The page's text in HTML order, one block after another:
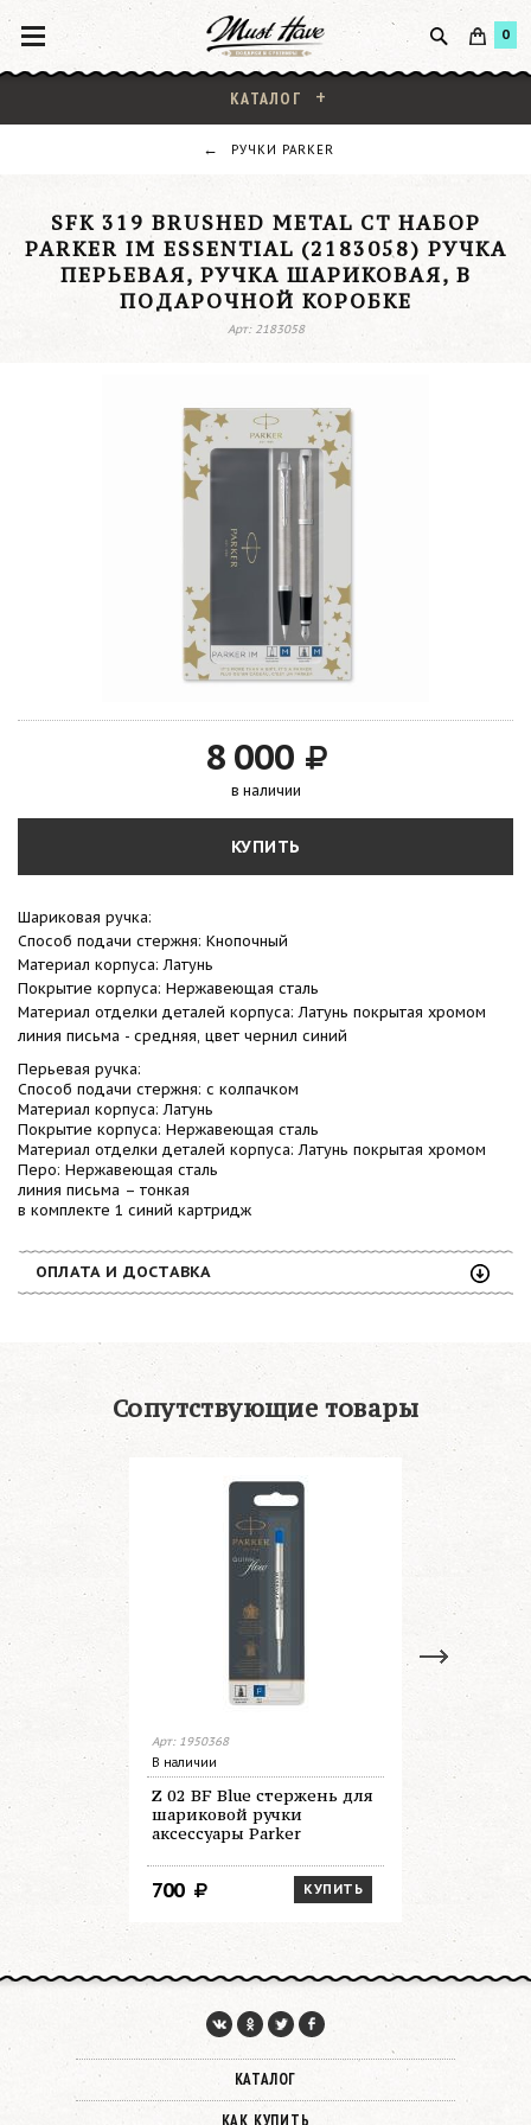
0
КАТАЛОГ
РУЧКИ PARKER
SFK 319 BRUSHED METAL CT НАБОР
PARKER IM ESSENTIAL (2183058) РУЧКА
ПЕРЬЕВАЯ, РУЧКА ШАРИКОВАЯ, В
ПОДАРОЧНОЙ КОРОБКЕ
Арт: 2183058
8 000
в наличии
КУПИТЬ
Шариковая ручка:
Способ подачи стержня: Кнопочный
Материал корпуса: Латунь
Покрытие корпуса: Нержавеющая сталь
Материал отделки деталей корпуса: Латунь покрытая хромом
линия письма - средняя, цвет чернил синий
Перьевая ручка:
Способ подачи стержня: с колпачком
Материал корпуса: Латунь
Покрытие корпуса: Нержавеющая сталь
Материал отделки деталей корпуса: Латунь покрытая хромом
Перо: Нержавеющая сталь
линия письма – тонкая
в комплекте 1 синий картридж
ОПЛАТА И ДОСТАВКА
Сопутствующие товары
Арт: 1950368
В наличии
Z 02 BF Blue стержень для
шариковой ручки
аксессуары Parker
КУПИТЬ
700
Нет в
Z 02 BM
КАТАЛОГ
КАК КУПИТЬ